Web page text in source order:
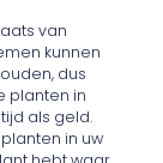
van
kunnen
dus
planten in
als geld.
in uw